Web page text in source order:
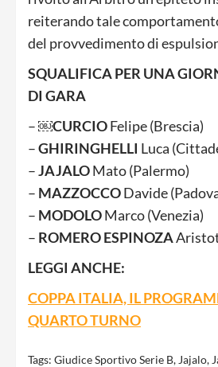
reiterando tale
del provvedimento di
SQUALIFICA PER UNA
DI GARA
– ￼CURCIOFelipe (Brescia)
–GHIRINGHELLI Luca
–JAJALOMato (Palermo)
– MAZZOCCODavide
– MODOLOMarco (Venezia)
– ROMERO ESPINOZA
LEGGI ANCHE:
COPPA ITALIA, IL
QUARTO TURNO
Tags: Giudice Sportivo Serie B, Jajalo,